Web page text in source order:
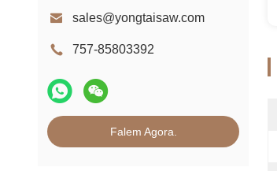
sales@yongtaisaw.com
757-85803392
Falem Agora.